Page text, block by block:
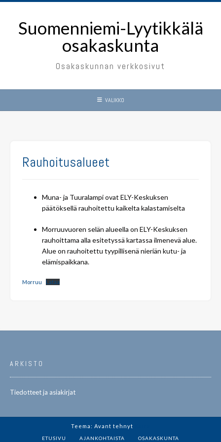
Skip
contentSuomenniemi-Lyytikkälä
osakaskunta
Osakaskunnan verkkosivut
VALIKKO
Rauhoitusalueet
Muna- ja Tuuralampi ovat ELY-Keskuksen
päätöksellä rauhoitettu kaikelta kalastamiselta
Morruuvuoren selän alueella on ELY-Keskuksen
rauhoittama alla esitetyssä kartassa ilmenevä alue.
Alue on rauhoitettu tyypillisenä nieriän kutu- ja
elämispaikkana.
Morruu Lataa
ARKISTO
Tiedotteet ja asiakirjat
Teema: Avant tehnyt
ETUSIVU AJANKOHTAISTA OSAKASKUNTA